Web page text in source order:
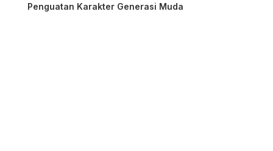
Penguatan Karakter Generasi Muda